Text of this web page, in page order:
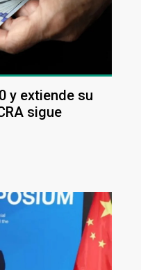
y extiende su
sigue